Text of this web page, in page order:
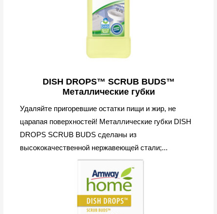
DISH DROPS™ SCRUB BUDS™
Металлические губки
Удаляйте пригоревшие остатки пищи и жир, не
царапая поверхностей! Металлические губки DISH
DROPS SCRUB BUDS сделаны из
высококачественной нержавеющей стали;...